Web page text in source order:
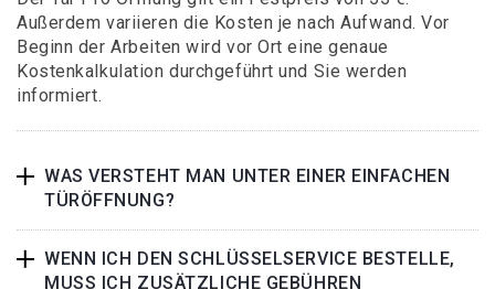
Außerdem variieren die Kosten je nach Aufwand. Vor
Beginn der Arbeiten wird vor Ort eine genaue
Kostenkalkulation durchgeführt und Sie werden
informiert.
WAS VERSTEHT MAN UNTER EINER EINFACHEN
TÜRÖFFNUNG?
WENN ICH DEN SCHLÜSSELSERVICE BESTELLE,
MUSS ICH ZUSÄTZLICHE GEBÜHREN